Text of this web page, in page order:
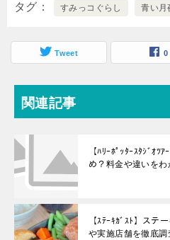
タグ すみっコぐらし 青い月
Tweet 0
関連記事
【ﾊﾘｰﾎﾟｯﾀｰｽﾀｼﾞｵﾂ
め？料金や違いをわ
【ｽﾃｰｷｶﾞｽﾄ】ステ
や実施店舗を徹底調